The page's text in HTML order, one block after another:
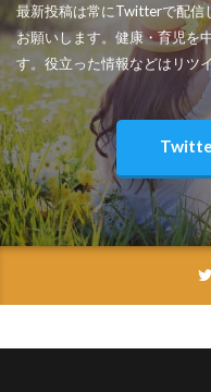
最新投稿は常にTwitterで配信
お願いします。健康・育児を
す。役立った情報などはリツ
Twitte